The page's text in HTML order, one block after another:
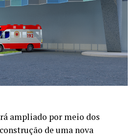
ampliado por meio dos
de uma nova